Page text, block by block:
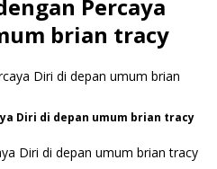
Percaya
brian tracy
Diri di depan umum brian tracy
Diri di depan umum brian tracy